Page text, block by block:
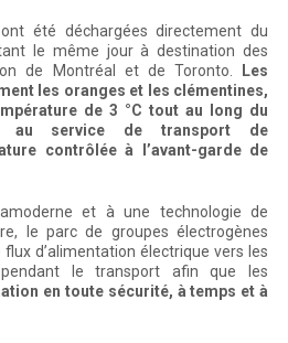
été déchargées directement du
le même jour à destination des
de Montréal et de Toronto. Les
les oranges et les clémentines,
de 3 °C tout au long du
au service de transport de
contrôlée à l’avant-garde de
et à une technologie de
le parc de groupes électrogènes
flux d’alimentation électrique vers les
pendant le transport afin que les
en toute sécurité, à temps et à